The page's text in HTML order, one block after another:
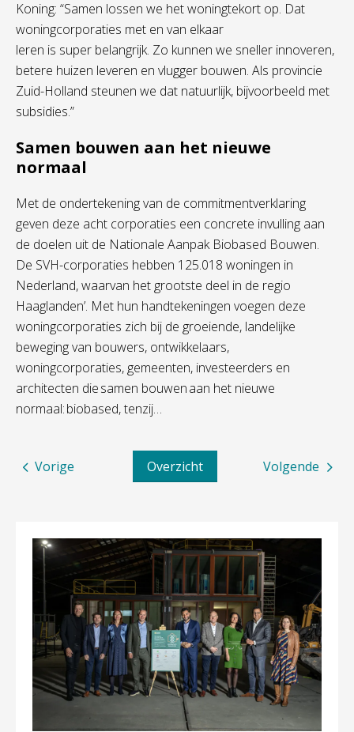
Koning: “Samen lossen we het woningtekort op. Dat
woningcorporaties met en van elkaar
leren is super belangrijk. Zo kunnen we sneller innoveren,
betere huizen leveren en vlugger bouwen. Als provincie
Zuid-Holland steunen we dat natuurlijk, bijvoorbeeld met
subsidies.”
Samen bouwen aan het nieuwe
normaal
Met de ondertekening van de commitmentverklaring
geven deze acht corporaties een concrete invulling aan
de doelen uit de Nationale Aanpak Biobased Bouwen.
De SVH-corporaties hebben 125.018 woningen in
Nederland, waarvan het grootste deel in de regio
Haaglanden’. Met hun handtekeningen voegen deze
woningcorporaties zich bij de groeiende, landelijke
beweging van bouwers, ontwikkelaars,
woningcorporaties, gemeenten, investeerders en
architecten die samen bouwen aan het nieuwe
normaal: biobased, tenzij…
Volgende
Overzicht
Vorige